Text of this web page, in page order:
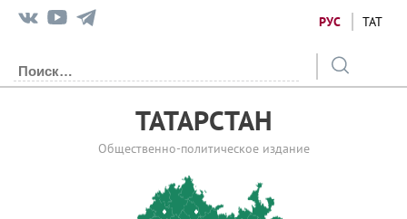
РУС ТАТ
ТАТАРСТАН
Общественно-политическое издание